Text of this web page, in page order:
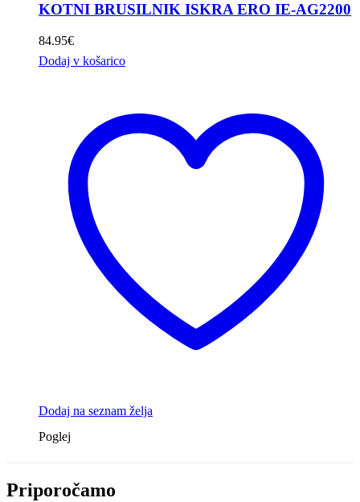
KOTNI BRUSILNIK ISKRA ERO IE-AG2200
84.95€
Dodaj v košarico
Dodaj na seznam želja
Poglej
Priporočamo